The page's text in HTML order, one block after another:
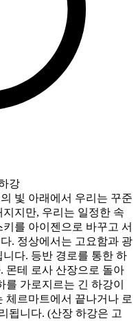
강
빛 아래에서 우리는 꾸준
지만, 우리는 일정한 속
를 아이젠으로 바꾸고 서
. 정상에서는 고요함과 광
다. 등반 경로를 통한 하
몬테 로사 산장으로 돌아
가로지르는 긴 하강이
체르마트에서 끝나거나 로
됩니다. (산장 하강은 고